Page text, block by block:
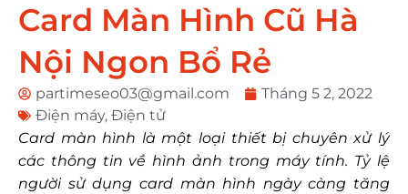
Card Màn Hình Cũ Hà
Nội Ngon Bổ Rẻ
partimeseo03@gmail.com
Tháng 5 2, 2022
Điện máy, Điện tử
Card màn hình là một loại thiết bị chuyên xử lý
các thông tin về hình ảnh trong máy tính. Tỷ lệ
người sử dụng card màn hình ngày càng tăng